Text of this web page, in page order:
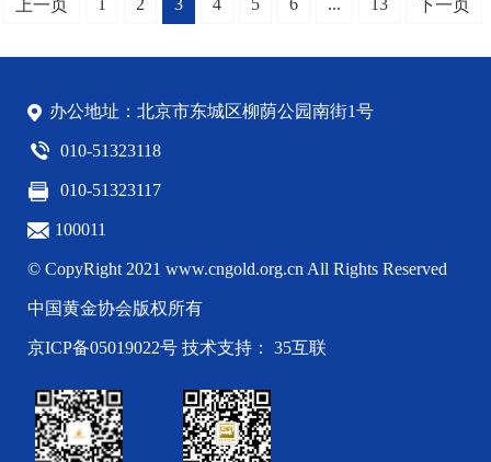
上一页 1 2 3 4 5 6 ... 13 下一页
办公地址：北京市东城区柳荫公园南街1号
010-51323118
010-51323117
100011
© CopyRight 2021 www.cngold.org.cn All Rights Reserved
中国黄金协会版权所有
京ICP备05019022号技术支持： 35互联